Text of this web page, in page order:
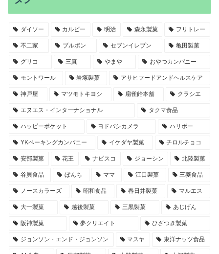
ダイソー カルビー 明治 森永製菓 フリトレー
不二家 ブルボン セブンイレブン 亀田製菓
グリコ 三真 やまや おやつカンパニー
モントワール 岩塚製菓 アサヒフードアンドヘルスケア
神戸屋 マツモトキヨシ 扇雀飴本舗 クラシエ
エヌエス・インターナショナル タクマ食品
ハッピーポケット ヨドバシカメラ ハリボー
YKベーキングカンパニー イケダヤ製菓 チロルチョコ
安部製菓 花王 ナビスコ ジョーシン 北陸製菓
谷貝食品 ぼんち ママ 江口製菓 三菱食品
ノースカラーズ 昭和食品 春日井製菓 マルエス
大一製菓 越後製菓 三黒製菓 あじげん
阪神製菓 夢クリエイト ひざつき製菓
ジョンソン・エンド・ジョンソン マスヤ 東洋ナッツ食品